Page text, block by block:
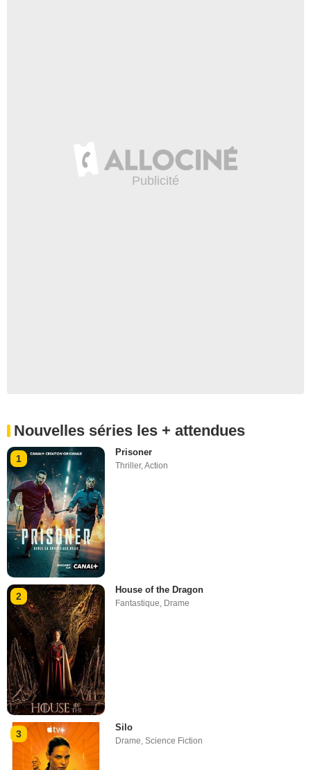
Nouvelles séries les + attendues
1
Prisoner
Thriller,Action
2
House of the Dragon
Fantastique, Drame
3
Silo
Drame,Science Fiction